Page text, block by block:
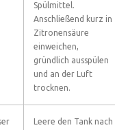
Spülmittel.
Anschließend kurz in
Zitronensäure
einweichen,
gründlich ausspülen
und an der Luft
trocknen.
Leere den Tank nach